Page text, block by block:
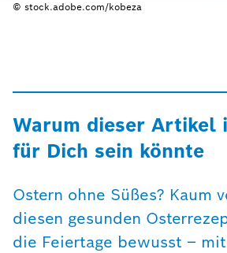
© stock.adobe.com/kobeza
Warum dieser Artikel
für Dich sein könnte
Ostern ohne Süßes? Kaum
diesen gesunden
die Feiertage bewusst –